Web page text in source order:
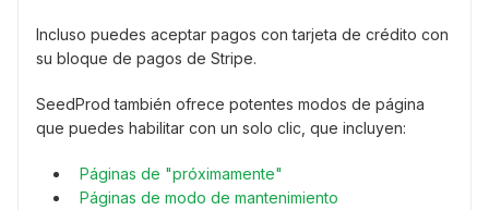
Incluso puedes aceptar pagos con tarjeta de crédito con
su bloque de pagos de Stripe.
SeedProd también ofrece potentes modos de página
que puedes habilitar con un solo clic, que incluyen:
Páginas de "próximamente"
Páginas de modo de mantenimiento